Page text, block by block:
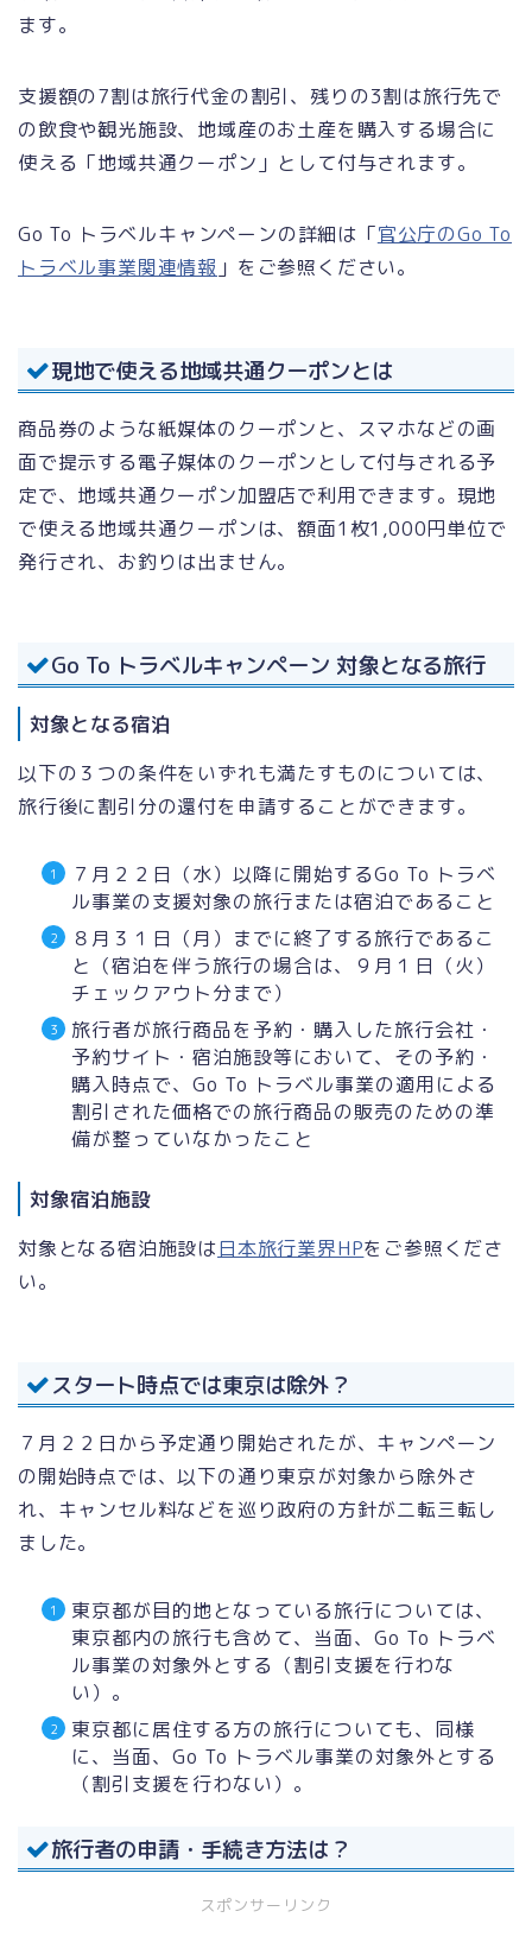
ます。
支援額の7割は旅行代金の割引、残りの3割は旅行先で
の飲食や観光施設、地域産のお土産を購入する場合に
使える「地域共通クーポン」として付与されます。
Go To トラベルキャンペーンの詳細は「官公庁のGo To
トラベル事業関連情報 」をご参照ください。
現地で使える地域共通クーポンとは
商品券のような紙媒体のクーポンと、スマホなどの画
面で提示する電子媒体のクーポンとして付与される予
定で、地域共通クーポン加盟店で利用できます。現地
で使える地域共通クーポンは、額面1枚1,000円単位で
発行され、お釣りは出ません。
Go To トラベルキャンペーン 対象となる旅行
対象となる宿泊
以下の３つの条件をいずれも満たすものについては、
旅行後に割引分の還付を申請することができます。
７月２２日（水）以降に開始するGo To トラベ
ル事業の支援対象の旅行または宿泊であること
８月３１日（月）までに終了する旅行であるこ
と（宿泊を伴う旅行の場合は、９月１日（火）
チェックアウト分まで）
旅行者が旅行商品を予約・購入した旅行会社・
予約サイト・宿泊施設等において、その予約・
購入時点で、Go To トラベル事業の適用による
割引された価格での旅行商品の販売のための準
備が整っていなかったこと
対象宿泊施設
対象となる宿泊施設は日本旅行業界HPをご参照くださ
い。
スタート時点では東京は除外？
７月２２日から予定通り開始されたが、キャンペーン
の開始時点では、以下の通り東京が対象から除外さ
れ、キャンセル料などを巡り政府の方針が二転三転し
ました。
東京都が目的地となっている旅行については、
東京都内の旅行も含めて、当面、Go To トラベ
ル事業の対象外とする（割引支援を行わな
い）。
東京都に居住する方の旅行についても、同様
に、当面、Go To トラベル事業の対象外とする
（割引支援を行わない）。
旅行者の申請・手続き方法は？
スポンサーリンク